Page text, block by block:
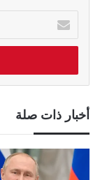
أدخل
بريدك
الالكتروني
أخبار ذات صلة